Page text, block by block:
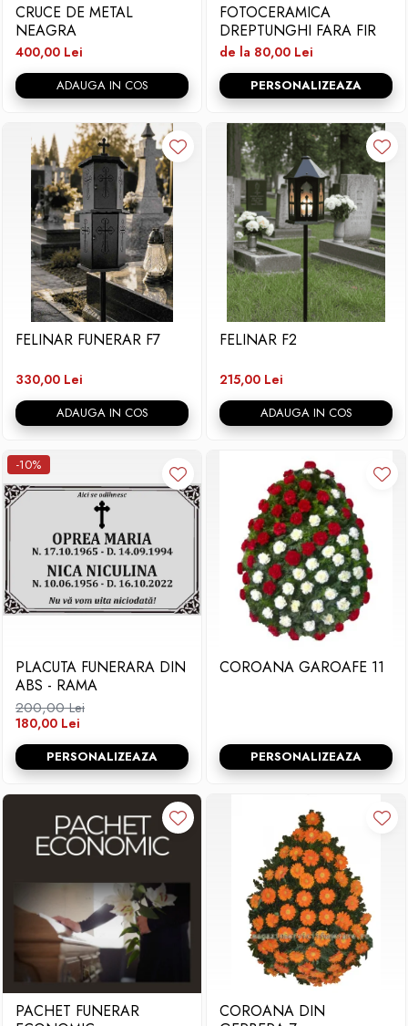
CRUCE DE METAL
NEAGRA
400,00 Lei
ADAUGA IN COS
FOTOCERAMICA
DREPTUNGHI FARA FIR
de la 80,00 Lei
PERSONALIZEAZA
FELINAR FUNERAR F7
330,00 Lei
ADAUGA IN COS
FELINAR F2
215,00 Lei
ADAUGA IN COS
-10%
PLACUTA FUNERARA DIN
ABS - RAMA
200,00 Lei
180,00 Lei
PERSONALIZEAZA
COROANA GAROAFE 11
PERSONALIZEAZA
PACHET FUNERAR
COROANA DIN